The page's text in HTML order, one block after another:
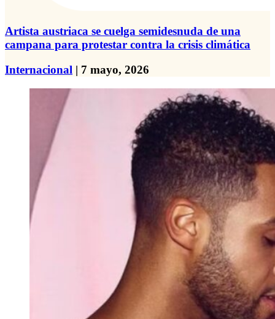
Artista austriaca se cuelga semidesnuda de una
campana para protestar contra la crisis climática
Internacional | 7 mayo, 2026